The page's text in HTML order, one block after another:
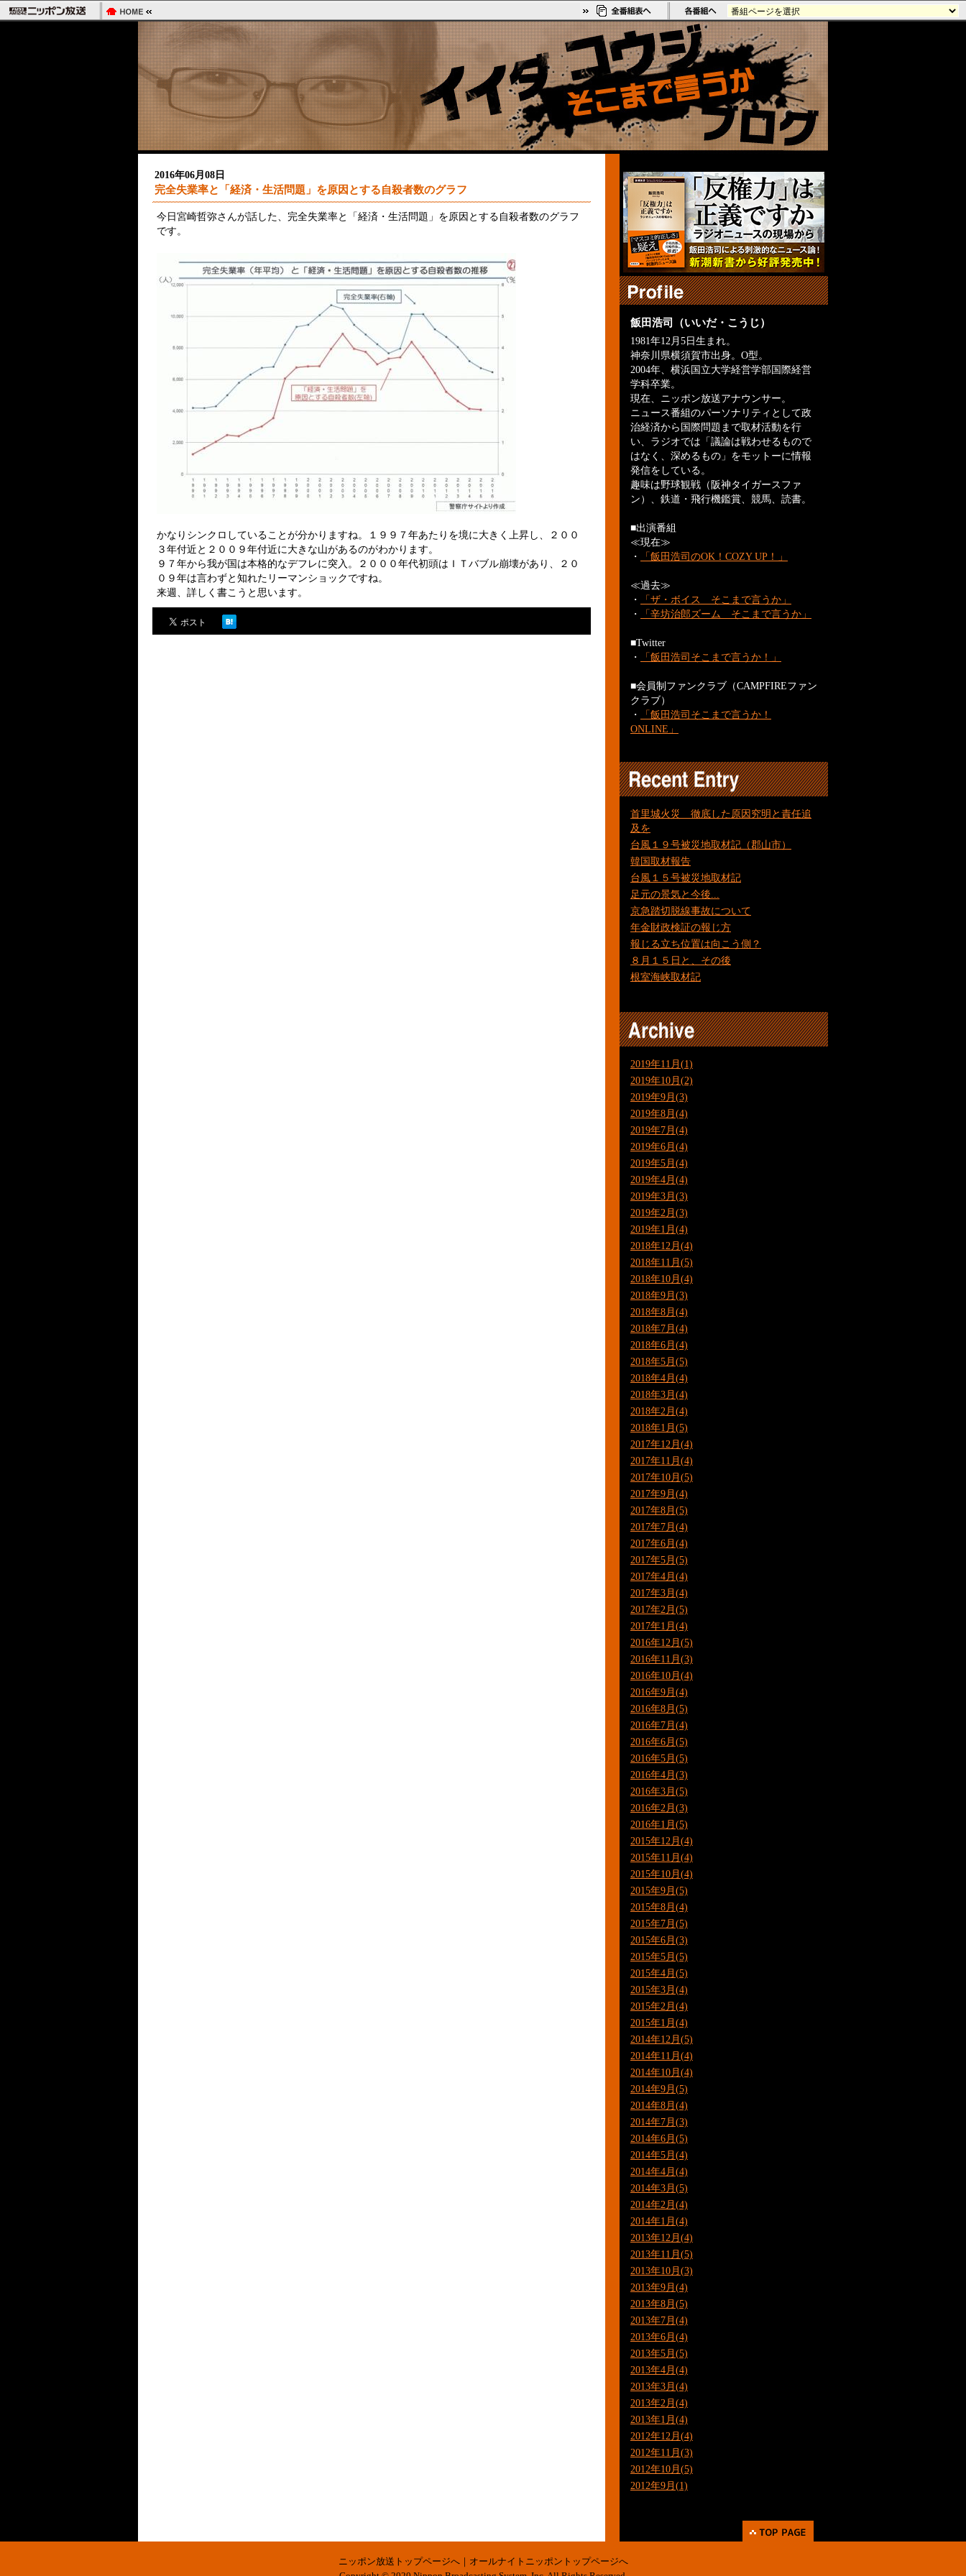
2016年06月08日
完全失業率と「経済・生活問題」を原因とする自殺者数のグラフ
今日宮崎哲弥さんが話した、完全失業率と「経済・生活問題」を原因とする自殺者数のグラフ
です。
かなりシンクロしていることが分かりますね。１９９７年あたりを境に大きく上昇し、２００
３年付近と２００９年付近に大きな山があるのがわかります。
９７年から我が国は本格的なデフレに突入。２０００年代初頭はＩＴバブル崩壊があり、２０
０９年は言わずと知れたリーマンショックですね。
来週、詳しく書こうと思います。
飯田浩司（いいだ・こうじ）
1981年12月5日生まれ。
神奈川県横須賀市出身。O型。
2004年、横浜国立大学経営学部国際経営
学科卒業。
現在、ニッポン放送アナウンサー。
ニュース番組のパーソナリティとして政
治経済から国際問題まで取材活動を行
い、ラジオでは「議論は戦わせるもので
はなく、深めるもの」をモットーに情報
発信をしている。
趣味は野球観戦（阪神タイガースファ
ン）、鉄道・飛行機鑑賞、競馬、読書。
■出演番組
≪現在≫
・
「飯田浩司のOK！COZY UP！」
≪過去≫
・
「ザ・ボイス そこまで言うか」
・
「辛坊治郎ズーム そこまで言うか」
■Twitter
・
「飯田浩司そこまで言うか！」
■会員制ファンクラブ（CAMPFIREファン
クラブ）
・
「飯田浩司そこまで言うか！
ONLINE」
首里城火災 徹底した原因究明と責任追
及を
台風１９号被災地取材記（郡山市）
韓国取材報告
台風１５号被災地取材記
足元の景気と今後...
京急踏切脱線事故について
年金財政検証の報じ方
報じる立ち位置は向こう側？
８月１５日と、その後
根室海峡取材記
2019年11月(1)
2019年10月(2)
2019年9月(3)
2019年8月(4)
2019年7月(4)
2019年6月(4)
2019年5月(4)
2019年4月(4)
2019年3月(3)
2019年2月(3)
2019年1月(4)
2018年12月(4)
2018年11月(5)
2018年10月(4)
2018年9月(3)
2018年8月(4)
2018年7月(4)
2018年6月(4)
2018年5月(5)
2018年4月(4)
2018年3月(4)
2018年2月(4)
2018年1月(5)
2017年12月(4)
2017年11月(4)
2017年10月(5)
2017年9月(4)
2017年8月(5)
2017年7月(4)
2017年6月(4)
2017年5月(5)
2017年4月(4)
2017年3月(4)
2017年2月(5)
2017年1月(4)
2016年12月(5)
2016年11月(3)
2016年10月(4)
2016年9月(4)
2016年8月(5)
2016年7月(4)
2016年6月(5)
2016年5月(5)
2016年4月(3)
2016年3月(5)
2016年2月(3)
2016年1月(5)
2015年12月(4)
2015年11月(4)
2015年10月(4)
2015年9月(5)
2015年8月(4)
2015年7月(5)
2015年6月(3)
2015年5月(5)
2015年4月(5)
2015年3月(4)
2015年2月(4)
2015年1月(4)
2014年12月(5)
2014年11月(4)
2014年10月(4)
2014年9月(5)
2014年8月(4)
2014年7月(3)
2014年6月(5)
2014年5月(4)
2014年4月(4)
2014年3月(5)
2014年2月(4)
2014年1月(4)
2013年12月(4)
2013年11月(5)
2013年10月(3)
2013年9月(4)
2013年8月(5)
2013年7月(4)
2013年6月(4)
2013年5月(5)
2013年4月(4)
2013年3月(4)
2013年2月(4)
2013年1月(4)
2012年12月(4)
2012年11月(3)
2012年10月(5)
2012年9月(1)
ニッポン放送トップページへ｜
オールナイトニッポントップページへ